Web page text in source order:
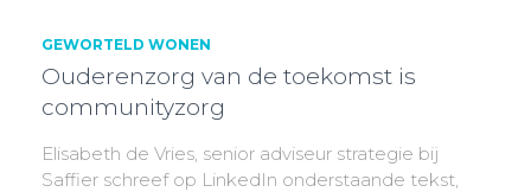
GEWORTELD WONEN
Ouderenzorg van de toekomst is
communityzorg
Elisabeth de Vries, senior adviseur strategie bij
Saffier schreef op LinkedIn onderstaande tekst,